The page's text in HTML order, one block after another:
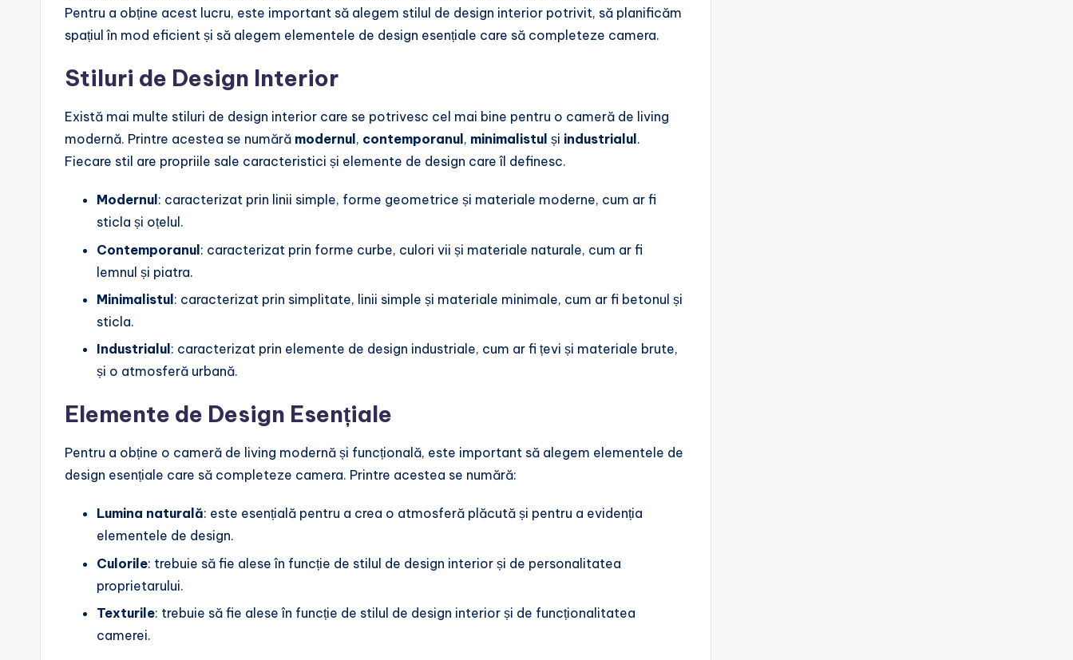
Pentru a obține acest lucru, este important să alegem stilul de design interior potrivit, să planificăm
spațiul în mod eficient și să alegem elementele de design esențiale care să completeze camera.
Stiluri de Design Interior
Există mai multe stiluri de design interior care se potrivesc cel mai bine pentru o cameră de living
modernă. Printre acestea se numără modernul , contemporanul , minimalistul și industrialul .
Fiecare stil are propriile sale caracteristici și elemente de design care îl definesc.
Modernul : caracterizat prin linii simple, forme geometrice și materiale moderne, cum ar fi
sticla și oțelul.
Contemporanul: caracterizat prin forme curbe, culori vii și materiale naturale, cum ar fi
lemnul și piatra.
Minimalistul : caracterizat prin simplitate, linii simple și materiale minimale, cum ar fi betonul și
sticla.
Industrialul : caracterizat prin elemente de design industriale, cum ar fi țevi și materiale brute,
și o atmosferă urbană.
Elemente de Design Esențiale
Pentru a obține o cameră de living modernă și funcțională, este important să alegem elementele de
design esențiale care să completeze camera. Printre acestea se numără:
Lumina naturală: este esențială pentru a crea o atmosferă plăcută și pentru a evidenția
elementele de design.
Culorile: trebuie să fie alese în funcție de stilul de design interior și de personalitatea
proprietarului.
Texturile: trebuie să fie alese în funcție de stilul de design interior și de funcționalitatea
camerei.